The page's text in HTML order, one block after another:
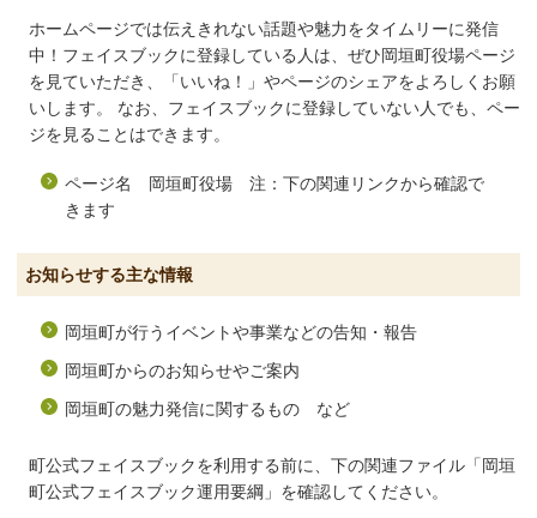
ホームページでは伝えきれない話題や魅力をタイムリーに発信
中！フェイスブックに登録している人は、ぜひ岡垣町役場ページ
を見ていただき、「いいね！」やページのシェアをよろしくお願
いします。 なお、フェイスブックに登録していない人でも、ペー
ジを見ることはできます。
ページ名 岡垣町役場 注：下の関連リンクから確認で
きます
お知らせする主な情報
岡垣町が行うイベントや事業などの告知・報告
岡垣町からのお知らせやご案内
岡垣町の魅力発信に関するもの など
町公式フェイスブックを利用する前に、下の関連ファイル「岡垣
町公式フェイスブック運用要綱」を確認してください。